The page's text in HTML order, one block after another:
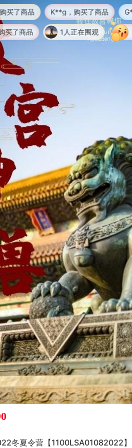
1人正在围观
K**g，购买了商品 G**n，购买了商
微*妍，购买
冬夏令营【1100LSA01082022】